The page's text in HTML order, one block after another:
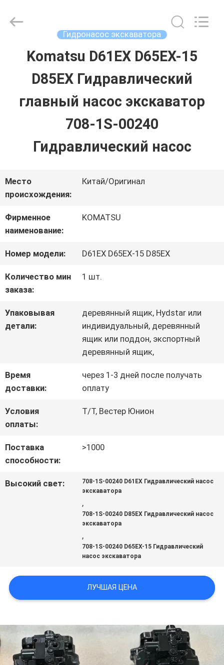
ДОМ
ПРОДУКТЫ
НАС
ПУТЕШЕСТВИЕ
ФАБРИКИ
ПРОВЕРКА
КАЧЕСТВА
СВЯЖИТЕСЬ
МЫ
НОВОСТИ
СЛУЧАИ
КАРТА
Machinery
Parts
Гидронасос экскаватора
Komatsu D61EX D65EX-15
D85EX Гидравлический
главный насос экскаватор
708-1S-00240
Гидравлический насос
Место
происхождения:
Китай/Оригинал
Фирменное
наименование:
KOMATSU
Номер модели: D61EX D65EX-15 D85EX
Количество мин
заказа:
1 шт.
Упаковывая
детали:
деревянный ящик, Hydstar или
индивидуальный, деревянный
ящик или поддон, экспортный
деревянный ящик,
Время
доставки:
через 1-3 дней после получать
оплату
Условия
оплаты:
Т/Т, Вестер Юнион
Поставка
способности:
>1000
Высокий свет:
708-1S-00240 D61EX Гидравлический насос
экскаватора
,
708-1S-00240 D85EX Гидравлический насос
экскаватора
,
708-1S-00240 D65EX-15 Гидравлический
насос экскаватора
ЛУЧШАЯ ЦЕНА